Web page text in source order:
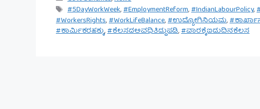
Tags
#5DayWorkWeek,#EmploymentReform,#IndianLabourPolicy,
#WorkersRights,#WorkLifeBalance,#ಉದ್ಯೋಗಿನಿಯಮ,
#ಕಾರ್ಮಿಕರಹಕ್ಕು,#ಕೆಲಸದಅವಧಿತಿದ್ದುಪಡಿ,#ವಾರಕ್ಕೆಐದುದಿನಕೆಲಸ